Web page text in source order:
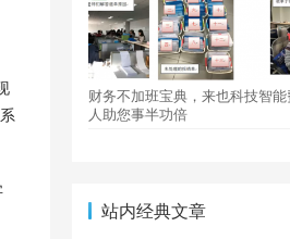
财务不加班宝典，来也科技智
人助您事半功倍
站内经典文章